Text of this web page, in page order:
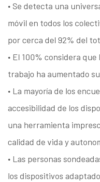
• Se detecta una
móvil en todos los
por cerca del 92% del
• El 100% considera
trabajo ha aumentado
• La mayoría de los
accesibilidad de los
una herramienta
calidad de vida y
• Las personas
los dispositivos